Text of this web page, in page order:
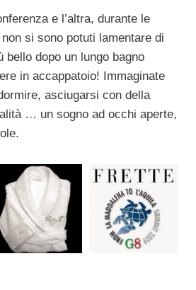
e l’altra, durante le
si sono potuti lamentare di
bello dopo un lungo bagno
in accappatoio! Immaginate
asciugarsi con della
… un sogno ad occhi aperte,